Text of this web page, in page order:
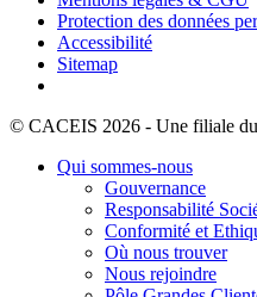
Protection des données
Accessibilité
Sitemap
© CACEIS 2026 - Une filiale
Qui sommes-nous
Gouvernance
Responsabilité
Conformité et
Où nous trouver
Nous rejoindre